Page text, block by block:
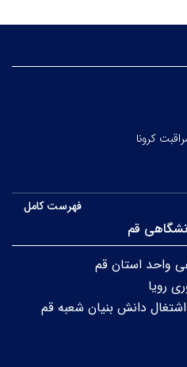
کرونا
فهرست کامل
قم
واحد استان قم
رویا
دانش بنیان شعبه قم